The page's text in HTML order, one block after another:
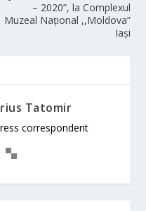
– 2020”, la Complexul
Muzeal Național ,,Moldova”
Iași
Tatomir
correspondent